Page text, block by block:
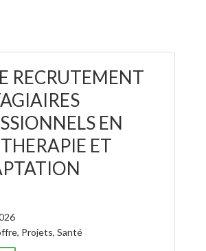
RECRUTEMENT
EN
ET
, Projets, Santé